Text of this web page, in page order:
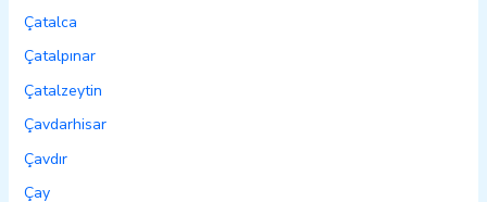
Çatalca
Çatalpınar
Çatalzeytin
Çavdarhisar
Çavdır
Çay